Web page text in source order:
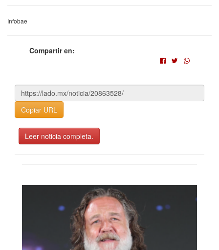
Infobae
Compartir en:
Copiar URL
Leer noticia completa.